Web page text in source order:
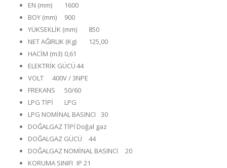
EN (mm)
1600
BOY (mm)
900
YÜKSEKLİK (mm)
850
NET AĞIRLIK (Kg)
125,00
HACİM (m3) 0,61
ELEKTRİK GÜCÜ44
VOLT
400V / 3NPE
FREKANS
50/60
LPG TİPİ
LPG
LPG NOMİNAL BASINCI
30
DOĞALGAZ TİPİ Doğal gaz
DOĞALGAZ GÜCÜ
44
DOĞALGAZ NOMİNAL BASINCI
20
KORUMA SINIFI IP 21